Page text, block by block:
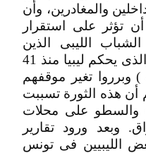
والمغادرين، وأن
تؤثر على استقرار
الليبى الذين
اعتبروا أن كلام القذافى - والذى يحكم ليبيا منذ 41
) وبرروا تغير موقفهم
أن هذه الثورة تسببت
والسطو على محلات
وبعد ورود تقارير
الليبيين فى تونس